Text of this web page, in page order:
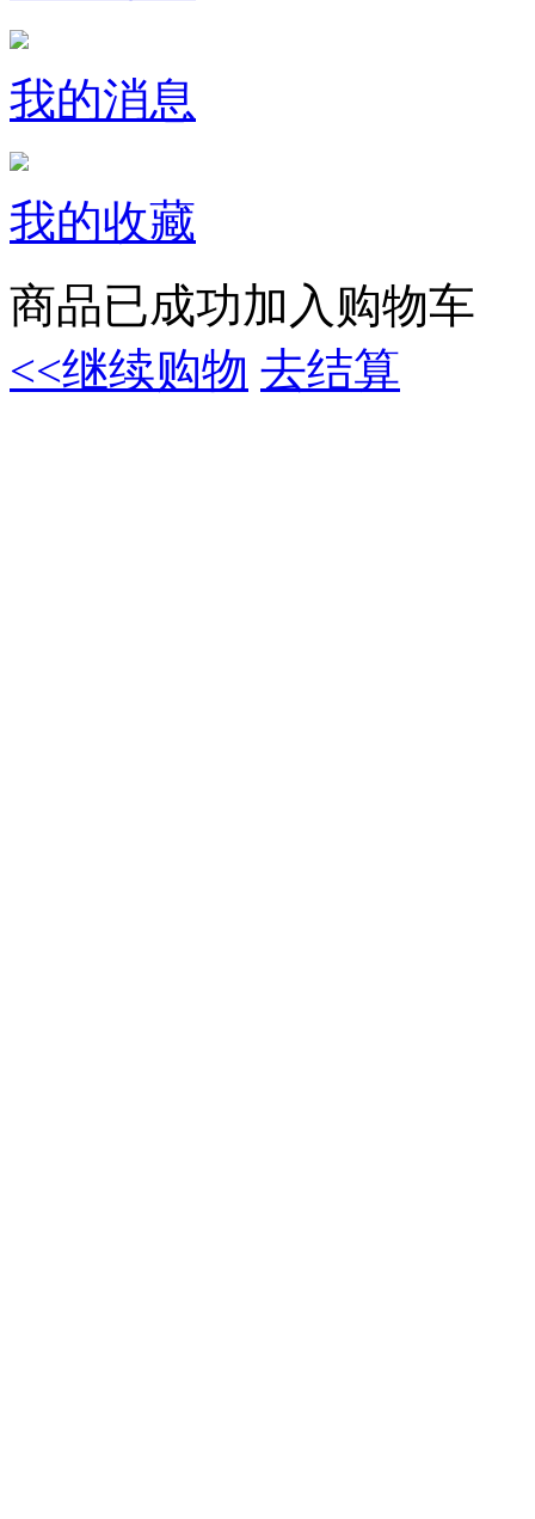
我的消息
我的收藏
商品已成功加入购物车
<<继续购物 去结算